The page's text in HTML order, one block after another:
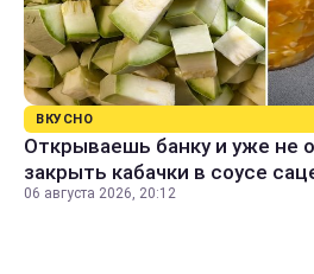
ВКУСНО
Открываешь банку и уже не
закрыть кабачки в соусе
06 августа 2026, 20:12